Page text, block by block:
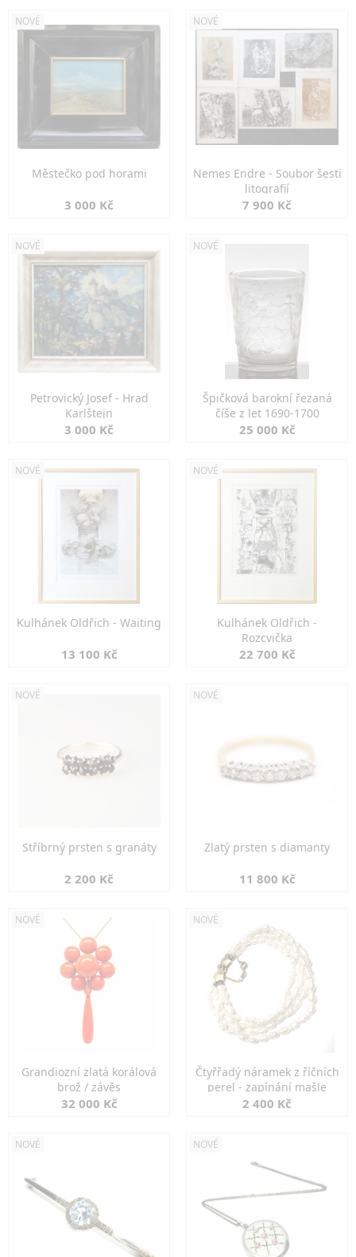
NOVÉ
Městečko pod horami
3 000 Kč
NOVÉ
Nemes Endre - Soubor šesti
litografií
7 900 Kč
NOVÉ
Petrovický Josef - Hrad
Karlštejn
3 000 Kč
NOVÉ
Špičková barokní řezaná
číše z let 1690-1700
25 000 Kč
NOVÉ
Kulhánek Oldřich - Waiting
13 100 Kč
NOVÉ
Kulhánek Oldřich -
Rozcvička
22 700 Kč
NOVÉ
Stříbrný prsten s granáty
2 200 Kč
NOVÉ
Zlatý prsten s diamanty
11 800 Kč
NOVÉ
Grandiozní zlatá korálová
brož / závěs
32 000 Kč
NOVÉ
Čtyřřadý náramek z říčních
perel - zapínání mašle
2 400 Kč
NOVÉ NOVÉ